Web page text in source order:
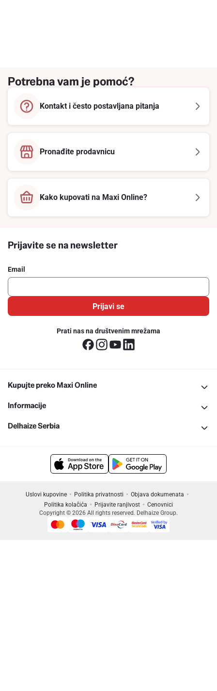
Potrebna vam je pomoć?
Kontakt i često postavljana pitanja
Pronađite prodavnicu
Kako kupovati na Maxi Online?
Prijavite se na newsletter
Email
Prijavi se
Prati nas na društvenim mrežama
Kupujte preko Maxi Online
Informacije
Delhaize Serbia
Uslovi kupovine Politika privatnosti
Objava dokumenata
Politika kolačića
Prijavite ranjivost
Cenovnici
Copyright © 2026 All rights reserved. Delhaize Group.